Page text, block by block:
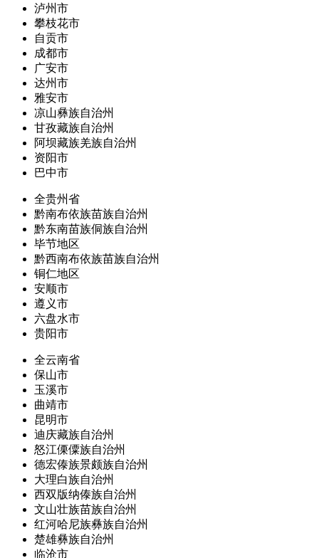
泸州市
攀枝花市
自贡市
成都市
广安市
达州市
雅安市
凉山彝族自治州
甘孜藏族自治州
阿坝藏族羌族自治州
资阳市
巴中市
全贵州省
黔南布依族苗族自治州
黔东南苗族侗族自治州
毕节地区
黔西南布依族苗族自治州
铜仁地区
安顺市
遵义市
六盘水市
贵阳市
全云南省
保山市
玉溪市
曲靖市
昆明市
迪庆藏族自治州
怒江傈僳族自治州
德宏傣族景颇族自治州
大理白族自治州
西双版纳傣族自治州
文山壮族苗族自治州
红河哈尼族彝族自治州
楚雄彝族自治州
临沧市